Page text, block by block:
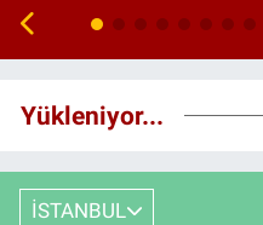
Yükleniyor...
İSTANBUL